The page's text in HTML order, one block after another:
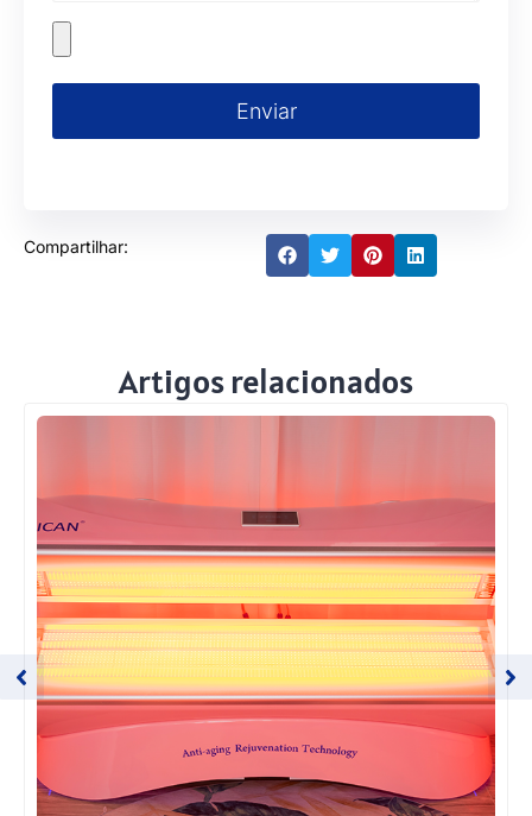
Enviar
Compartilhar:
Artigos relacionados